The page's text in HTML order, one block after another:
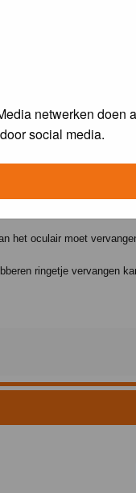
netwerken doen
social media.
het oculair moet
ringetje vervangen